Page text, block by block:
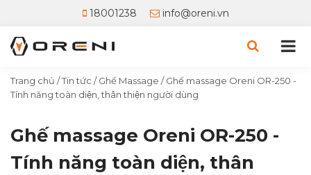
18001238 info@oreni.vn
Trang chủ /Tin tức /Ghế Massage /Ghế massage Oreni OR-250 -
Tính năng toàn diện, thân thiện người dùng
Ghế massage Oreni OR-250 -
Tính năng toàn diện, thân